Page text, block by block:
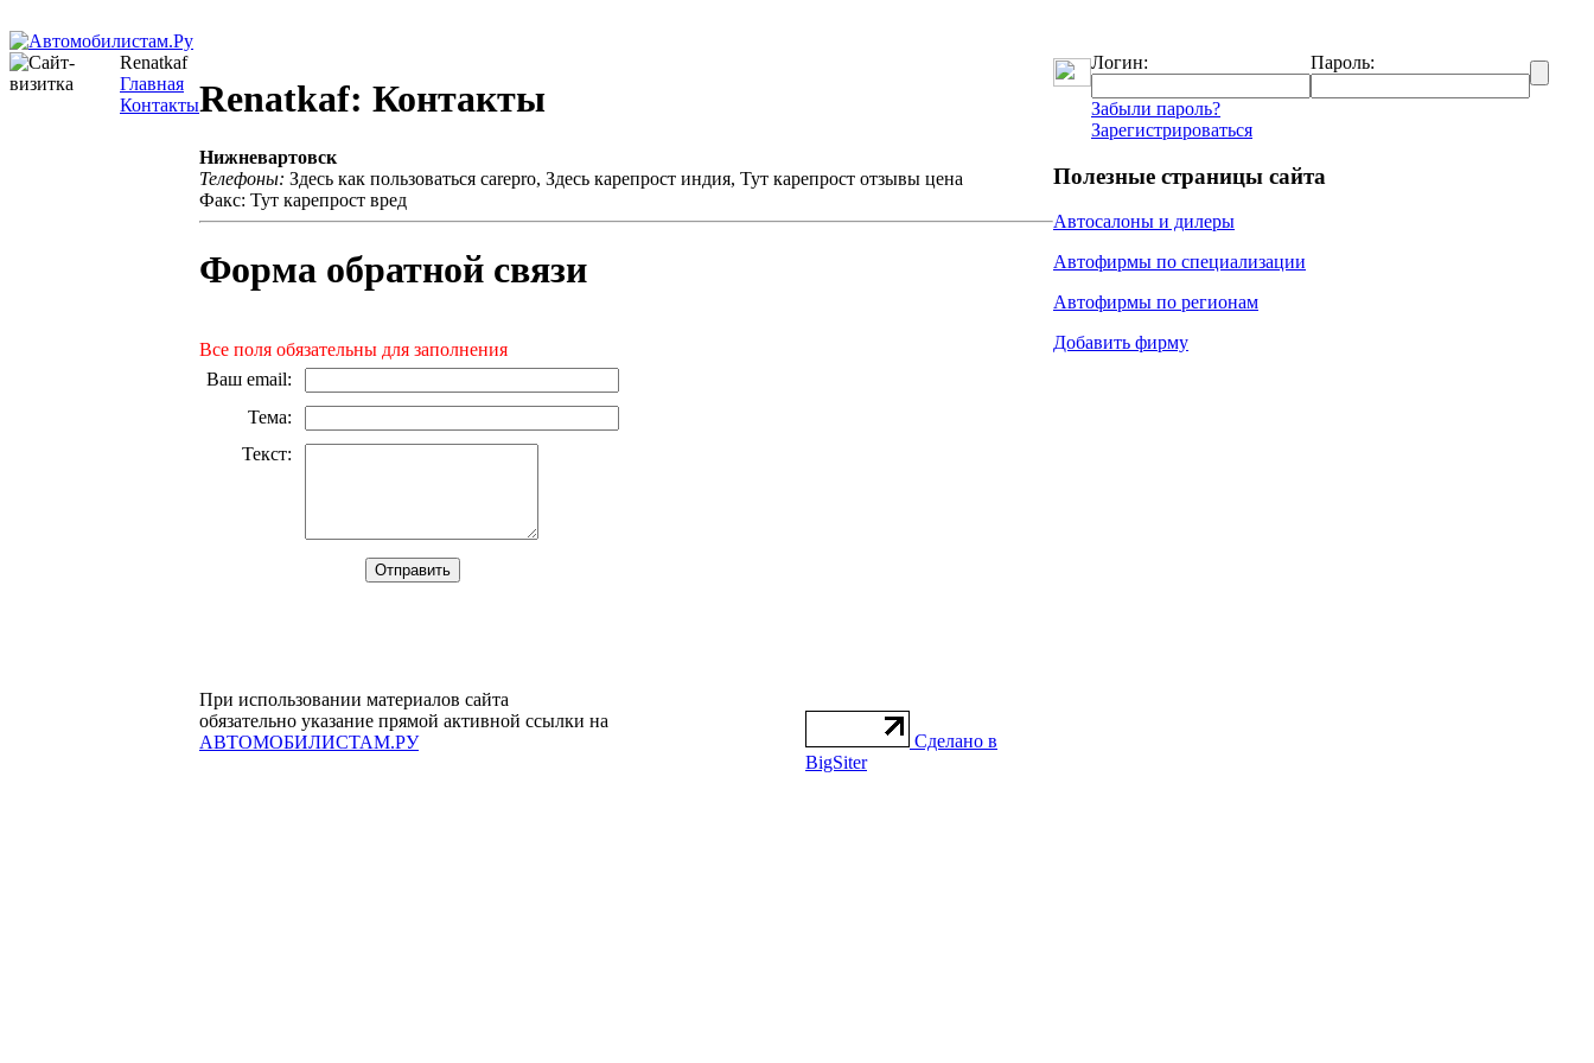
Renatkaf
Главная
КонтактыRenatkaf: Контакты
Нижневартовск
Телефоны: Здесь как пользоваться carepro, Здесь карепрост индия, Тут карепрост отзывы цена
Факс: Тут карепрост вред
Форма обратной связи
Все поля обязательны для заполнения
Ваш email:
Тема:
Текст:
При использовании материалов сайта
обязательно указание прямой активной ссылки на
АВТОМОБИЛИСТАМ.РУ
Сделано в
BigSiter
Логин: Пароль:
Забыли пароль?
Зарегистрироваться
Полезные страницы сайта
Автосалоны и дилеры
Автофирмы по специализации
Автофирмы по регионам
Добавить фирму